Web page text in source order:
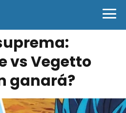
vs Vegetto
ganará?